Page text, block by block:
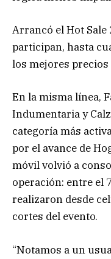
Arrancó el Hot
participan, hasta
los mejores precios
En la misma línea,
Indumentaria y
categoría más
por el avance de
móvil volvió a
operación: entre el
realizaron desde
cortes del evento.
“Notamos a un